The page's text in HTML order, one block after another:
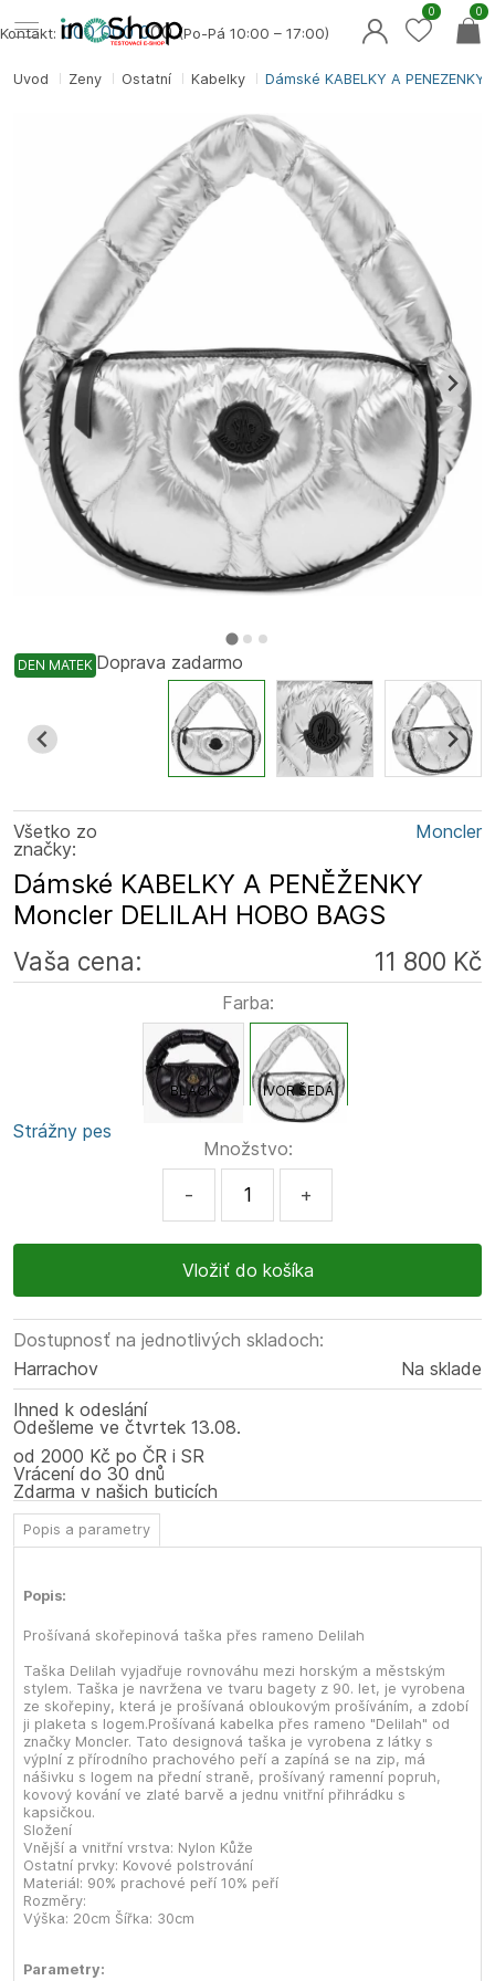
Úvod Ženy Ostatní Kabelky Dámské KABELKY A
DEN MATEK
Všetko zo
značky:
Moncler
Dámské KABELKY A PENĚŽENKY
Moncler DELILAH HOBO BAGS
Vaša cena: 11 800 Kč
Farba:
BLACK IVOR ŠEDÁ
Strážny pes
Množstvo:
- +
Dostupnosť na jednotlivých skladoch:
Harrachov
Na sklade
Ihned k odeslání
Odešleme ve čtvrtek 13.08.
Doprava zadarmo
od 2000 Kč po ČR i SR
Vrácení do 30 dnů
Zdarma v našich buticích
Popis a parametry
Popis:
Prošívaná skořepinová taška přes rameno Delilah
Taška Delilah vyjadřuje rovnováhu mezi horským a městským
stylem. Taška je navržena ve tvaru bagety z 90. let, je vyrobena
ze skořepiny, která je prošívaná obloukovým prošíváním, a zdobí
ji plaketa s logem.Prošívaná kabelka přes rameno "Delilah" od
značky Moncler. Tato designová taška je vyrobena z látky s
výplní z přírodního prachového peří a zapíná se na zip, má
nášivku s logem na přední straně, prošívaný ramenní popruh,
kovový kování ve zlaté barvě a jednu vnitřní přihrádku s
kapsičkou.
Složení
Vnější a vnitřní vrstva: Nylon Kůže
Ostatní prvky: Kovové polstrování
Materiál: 90% prachové peří 10% peří
Rozměry:
Výška: 20cm Šířka: 30cm
Parametry:
Kontakt: 000 000 000(Po-Pá 10:00 – 17:00)
0
0